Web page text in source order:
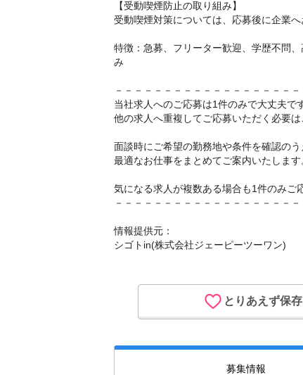
【受動喫煙防止の取り組み】
受動喫煙対策については、応募後に企業
特徴：急募、フリーター歓迎、学歴不問
み
－－－－－－－－－－－－－－－－－－
当社求人へのご応募は1件のみで大丈夫で
他の求人へ重複してご応募いただく必要は
面談時にご希望の勤務地や条件を確認のう
最適なお仕事をまとめてご案内いたします
気になる求人が複数ある場合も1件のみご
－－－－－－－－－－－－－－－－－－
情報提供元：
シゴトin(株式会社ジェーピーツーワン)
とりあえず保存
募集情報